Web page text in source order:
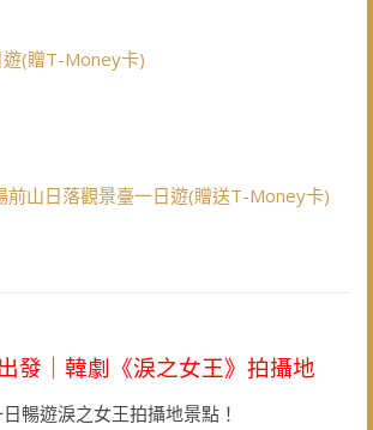
(贈T-Money卡)
前山日落觀景臺一日遊(贈送T-Money卡)
發｜韓劇《淚之女王》拍攝地
暢遊淚之女王拍攝地景點！